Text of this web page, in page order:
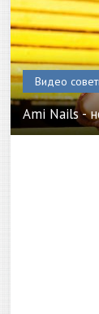
Видео
Ami Nails -